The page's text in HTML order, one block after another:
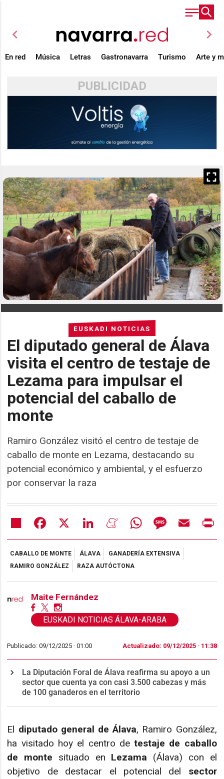
chevron_left chevron_right
En red Música Letras Gastronavarra Turismo Arte y
PUBLICIDAD
EUSKADI NOTICIAS
El diputado general de Álava
visita el centro de testaje de
Lezama para impulsar el
potencial del caballo de
monte
Ramiro González visitó el centro de testaje de
caballo de monte en Lezama, destacando su
potencial económico y ambiental, y el esfuerzo
por conservar la raza
Share Facebook LinkedIn MeneameWhatsAppMessageEmail
CABALLO DE MONTE ÁLAVA
GANADERÍA EXTENSIVA
RAMIRO GONZÁLEZ
RAZA AUTÓCTONA
Maite Fernández
EUSKADI NOTICIAS ÁLAVA-ARABA
Publicado: 09/12/2025 ·01:00 Actualizado: 09/12/2025 · 11:38
La Diputación Foral de Álava reafirma su apoyo a un
sector que cuenta ya con casi 3.500 cabezas y más
de 100 ganaderos en el territorio
El diputado general de Álava, Ramiro González,
ha visitado hoy el centro detestaje de caballo
de monte situado en Lezama (Álava) con el
objetivo de destacar el potencial del sector